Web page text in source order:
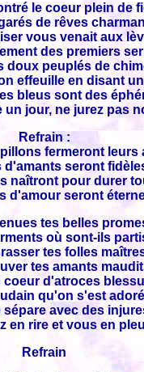
le coeur plein de
de rêves
vous venait aux
des premiers
doux peuplés de
effeuille en disant
bleus sont des
un jour, ne jurez pas
Refrain :
fermeront leurs
d'amants seront
naîtront pour durer
d'amour seront
tes belles
où sont-ils
tes folles
tes amants
coeur d'atroces
qu'on s'est
sépare avec des
en rire et vous en
Refrain